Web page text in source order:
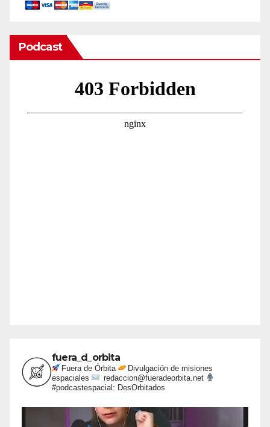
Podcast
fuera_d_orbita
Fuera de Órbita
Divulgación de misiones
espaciales
redaccion@fueradeorbita.net
#podcastespacial: DesOrbitados